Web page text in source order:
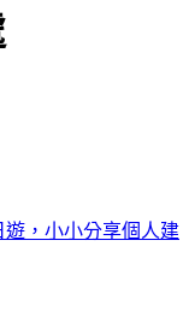
遊，小小分享個人建